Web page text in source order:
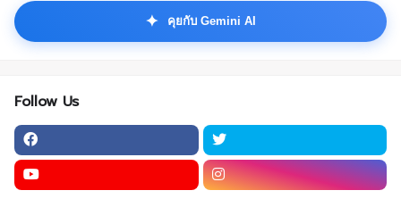
✦ คุยกับ Gemini AI
Follow Us